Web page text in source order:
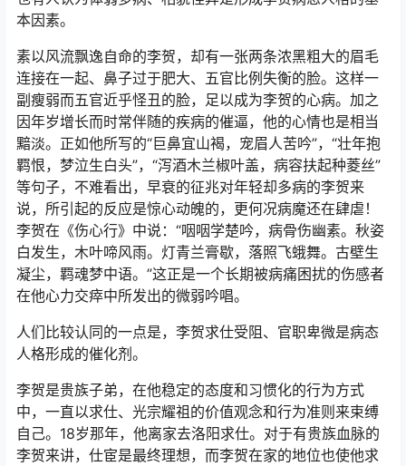
本因素。
素以风流飘逸自命的李贺，却有一张两条浓黑粗大的眉毛
连接在一起、鼻子过于肥大、五官比例失衡的脸。这样一
副瘦弱而五官近乎怪丑的脸，足以成为李贺的心病。加之
因年岁增长而时常伴随的疾病的催逼，他的心情也是相当
黯淡。正如他所写的“巨鼻宜山褐，宠眉人苦吟”，“壮年抱
羁恨，梦泣生白头”，“泻酒木兰椒叶盖，病容扶起种菱丝”
等句子，不难看出，早衰的征兆对年轻却多病的李贺来
说，所引起的反应是惊心动魄的，更何况病魔还在肆虐！
李贺在《伤心行》中说：“咽咽学楚吟，病骨伤幽素。秋姿
白发生，木叶啼风雨。灯青兰膏歇，落照飞蛾舞。古壁生
凝尘，羁魂梦中语。”这正是一个长期被病痛困扰的伤感者
在他心力交瘁中所发出的微弱吟唱。
人们比较认同的一点是，李贺求仕受阻、官职卑微是病态
人格形成的催化剂。
李贺是贵族子弟，在他稳定的态度和习惯化的行为方式
中，一直以求仕、光宗耀祖的价值观念和行为准则来束缚
自己。18岁那年，他离家去洛阳求仕。对于有贵族血脉的
李贺来讲，仕宦是最终理想，而李贺在家的地位也使他求